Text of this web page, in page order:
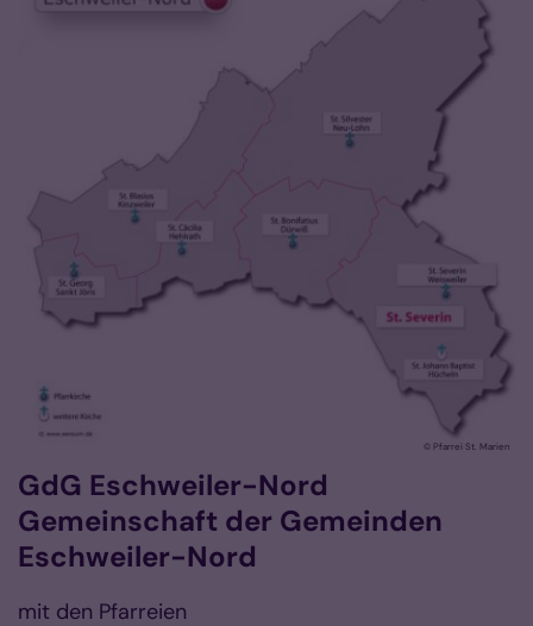
© Pfarrei St. Marien
GdG Eschweiler-Nord
Gemeinschaft der Gemeinden
Eschweiler-Nord
mit den Pfarreien